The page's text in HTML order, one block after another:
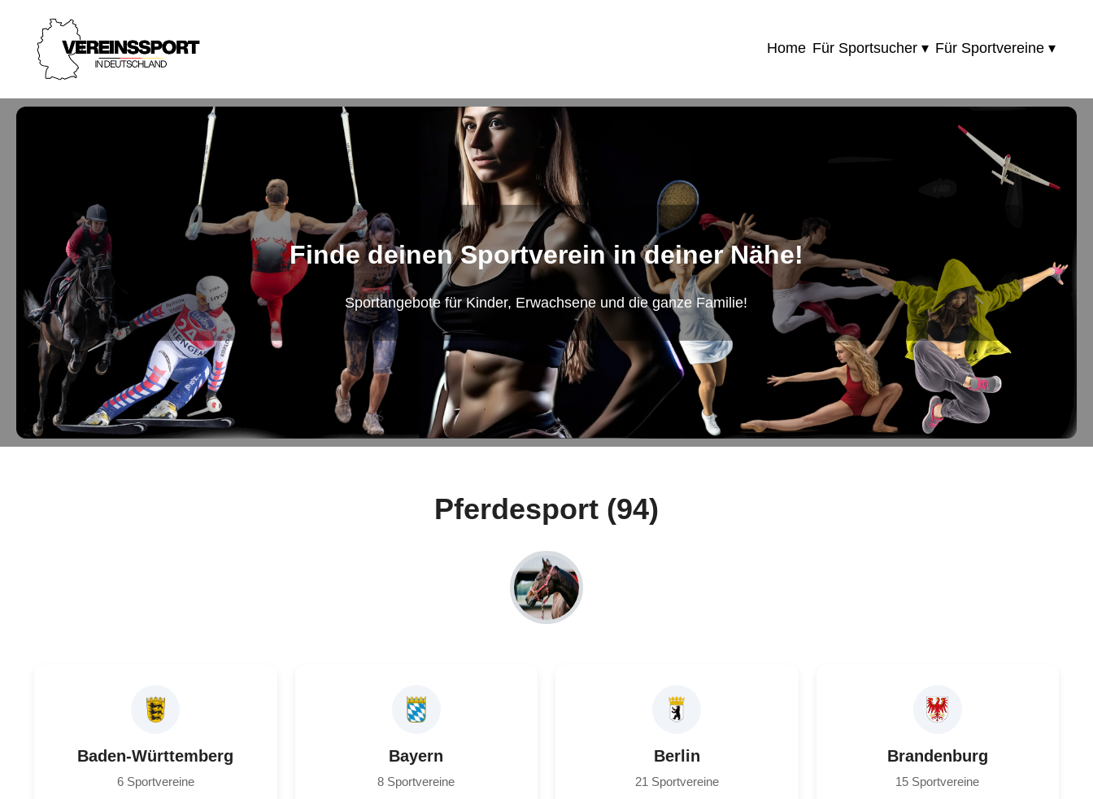
Home Für Sportsucher ▾ Für Sportvereine ▾
Finde deinen Sportverein in deiner Nähe!
Sportangebote für Kinder, Erwachsene und die ganze Familie!
Pferdesport (94)
Baden-Württemberg
6 Sportvereine
Bayern
8 Sportvereine
Berlin
21 Sportvereine
Brandenburg
15 Sportvereine